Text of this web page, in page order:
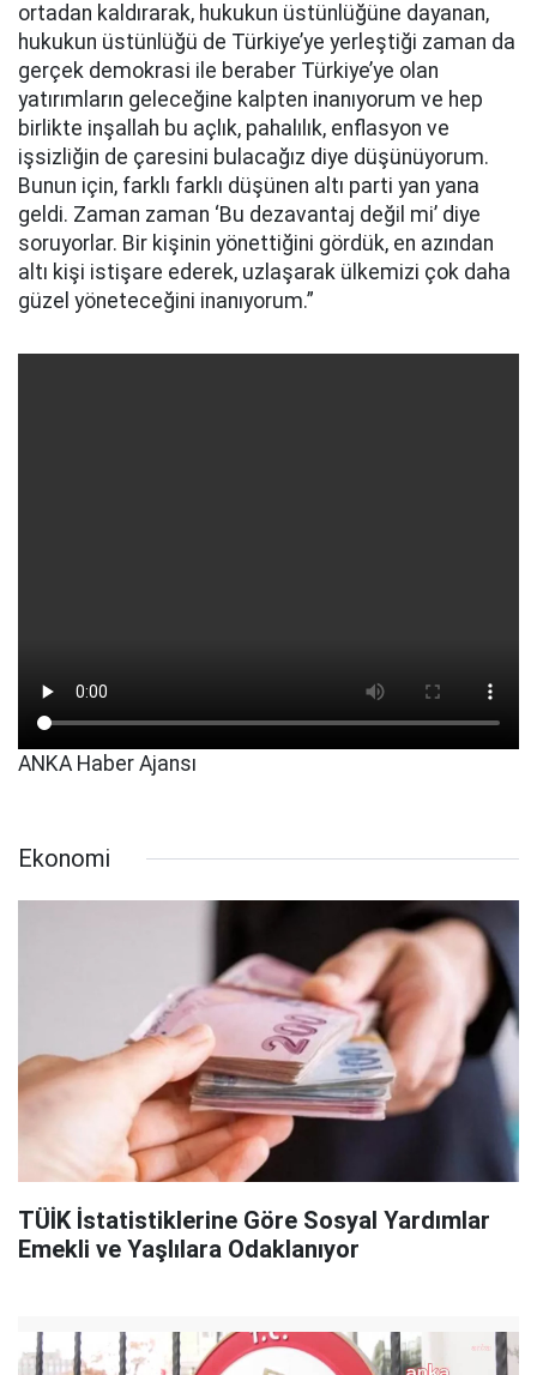
ortadan kaldırarak, hukukun üstünlüğüne dayanan,
hukukun üstünlüğü de Türkiye’ye yerleştiği zaman da
gerçek demokrasi ile beraber Türkiye’ye olan
yatırımların geleceğine kalpten inanıyorum ve hep
birlikte inşallah bu açlık, pahalılık, enflasyon ve
işsizliğin de çaresini bulacağız diye düşünüyorum.
Bunun için, farklı farklı düşünen altı parti yan yana
geldi. Zaman zaman ‘Bu dezavantaj değil mi’ diye
soruyorlar. Bir kişinin yönettiğini gördük, en azından
altı kişi istişare ederek, uzlaşarak ülkemizi çok daha
güzel yöneteceğini inanıyorum.”
ANKA Haber Ajansı
Ekonomi
TÜİK İstatistiklerine Göre Sosyal Yardımlar
Emekli ve Yaşlılara Odaklanıyor